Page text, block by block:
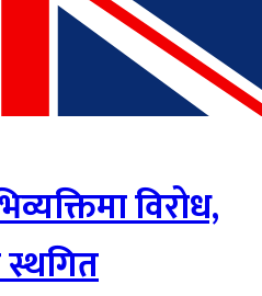
विरोध,
स्थगित